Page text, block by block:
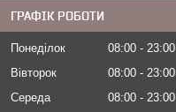
ГРАФІК РОБОТИ
Понеділок 08:00
23:00
Вівторок
08:00
23:00
Середа
08:00
23:00